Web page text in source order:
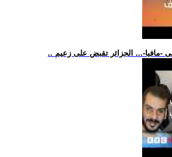
-مافيا-... الجزائر تقبض على زعيم